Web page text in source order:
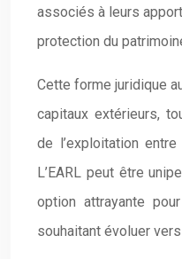
associés à leurs
protection du
Cette forme juridique
capitaux extérieurs,
de l’exploitation
L’EARL peut être
option attrayante
souhaitant évoluer